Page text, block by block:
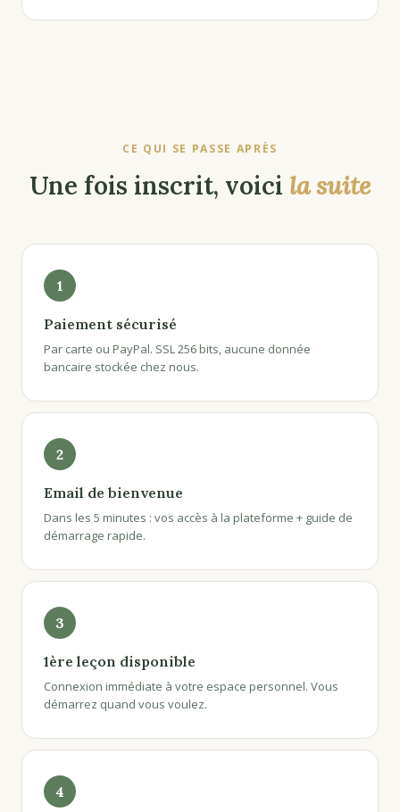
CE QUI SE PASSE APRÈS
Une fois inscrit, voici la suite
1
Paiement sécurisé
Par carte ou PayPal. SSL 256 bits, aucune donnée
bancaire stockée chez nous.
2
Email de bienvenue
Dans les 5 minutes : vos accès à la plateforme + guide de
démarrage rapide.
3
1ère leçon disponible
Connexion immédiate à votre espace personnel. Vous
démarrez quand vous voulez.
4